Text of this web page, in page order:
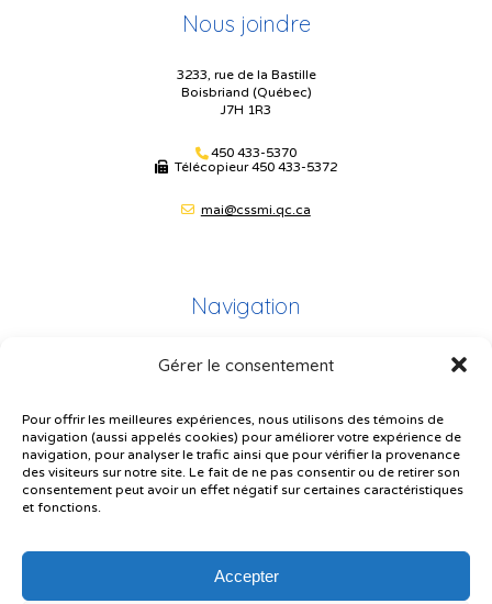
Gérer le consentement
Pour offrir les meilleures expériences, nous utilisons des témoins de
navigation (aussi appelés cookies) pour améliorer votre expérience de
navigation, pour analyser le trafic ainsi que pour vérifier la provenance
des visiteurs sur notre site. Le fait de ne pas consentir ou de retirer son
consentement peut avoir un effet négatif sur certaines caractéristiques
et fonctions.
Accepter
Nous joindre
3233, rue de la Bastille
Boisbriand (Québec)
J7H 1R3
450 433-5370
Télécopieur450 433-5372
mai@cssmi.qc.ca
Navigation
Plan du site
Plainte – service à l’élève
Politique de confidentialité